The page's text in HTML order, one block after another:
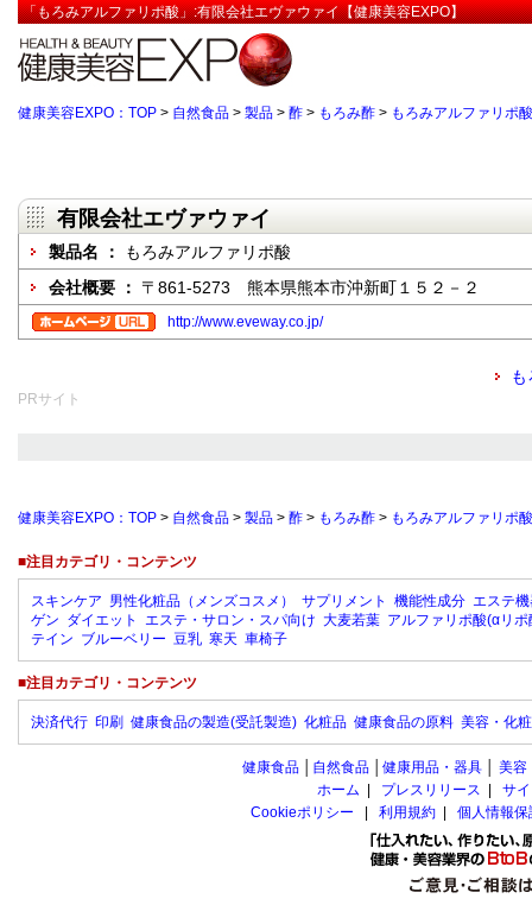
「もろみアルファリポ酸」:有限会社エヴァウァイ【健康美容EXPO】
健康美容EXPO：TOP > 自然食品 > 製品 > 酢 > もろみ酢 > もろみアルファリポ酸
有限会社エヴァウァイ
製品名 ：
もろみアルファリポ酸
会社概要 ： 〒861-5273 熊本県熊本市沖新町１５２－２
http://www.eveway.co.jp/
PRサイト
健康美容EXPO：TOP > 自然食品 > 製品 > 酢 > もろみ酢 > もろみアルファリポ酸
■注目カテゴリ・コンテンツ
スキンケア 男性化粧品（メンズコスメ） サプリメント 機能性成分 エステ
ゲン ダイエット エステ・サロン・スパ向け 大麦若葉 アルファリポ酸(αリポ
テイン ブルーベリー 豆乳 寒天 車椅子
■注目カテゴリ・コンテンツ
決済代行 印刷 健康食品の製造(受託製造) 化粧品 健康食品の原料 美容・化
健康食品 自然食品 健康用品・器具 美容
ホーム
プレスリリース
サ
Cookieポリシー
利用規約 個人情報